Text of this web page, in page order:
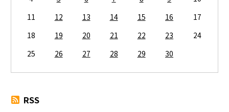
11
12 13 14 15 16
17
18
19 20 21 22 23
24
25
26 27 28 29 30
RSS